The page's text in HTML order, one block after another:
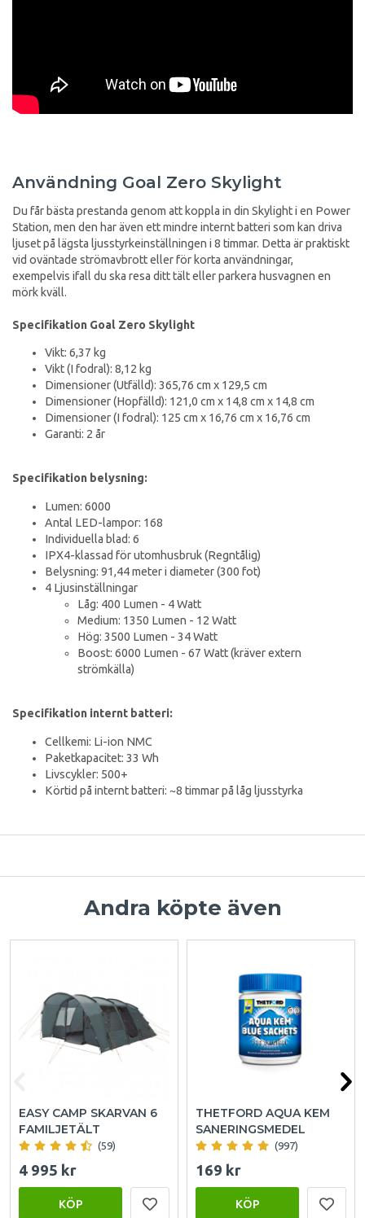
Användning Goal Zero Skylight
Du får bästa prestanda genom att koppla in din Skylight i en Power
Station, men den har även ett mindre internt batteri som kan driva
ljuset på lägsta ljusstyrkeinställningen i 8 timmar. Detta är praktiskt
vid oväntade strömavbrott eller för korta användningar,
exempelvis ifall du ska resa ditt tält eller parkera husvagnen en
mörk kväll.
Specifikation Goal Zero Skylight
Vikt: 6,37 kg
Vikt (I fodral): 8,12 kg
Dimensioner (Utfälld): 365,76 cm x 129,5 cm
Dimensioner (Hopfälld): 121,0 cm x 14,8 cm x 14,8 cm
Dimensioner (I fodral): 125 cm x 16,76 cm x 16,76 cm
Garanti: 2 år
Specifikation belysning:
Lumen: 6000
Antal LED-lampor: 168
Individuella blad: 6
IPX4-klassad för utomhusbruk (Regntålig)
Belysning: 91,44 meter i diameter (300 fot)
4 Ljusinställningar
Låg: 400 Lumen - 4 Watt
Medium: 1350 Lumen - 12 Watt
Hög: 3500 Lumen - 34 Watt
Boost: 6000 Lumen - 67 Watt (kräver extern
strömkälla)
Specifikation internt batteri:
Cellkemi: Li-ion NMC
Paketkapacitet: 33 Wh
Livscykler: 500+
Körtid på internt batteri: ~8 timmar på låg ljusstyrka
Andra köpte även
EASY CAMP SKARVAN 6
FAMILJETÄLT
(59)
4 995 kr
KÖP
THETFORD AQUA KEM
SANERINGSMEDEL
(997)
169 kr
KÖP